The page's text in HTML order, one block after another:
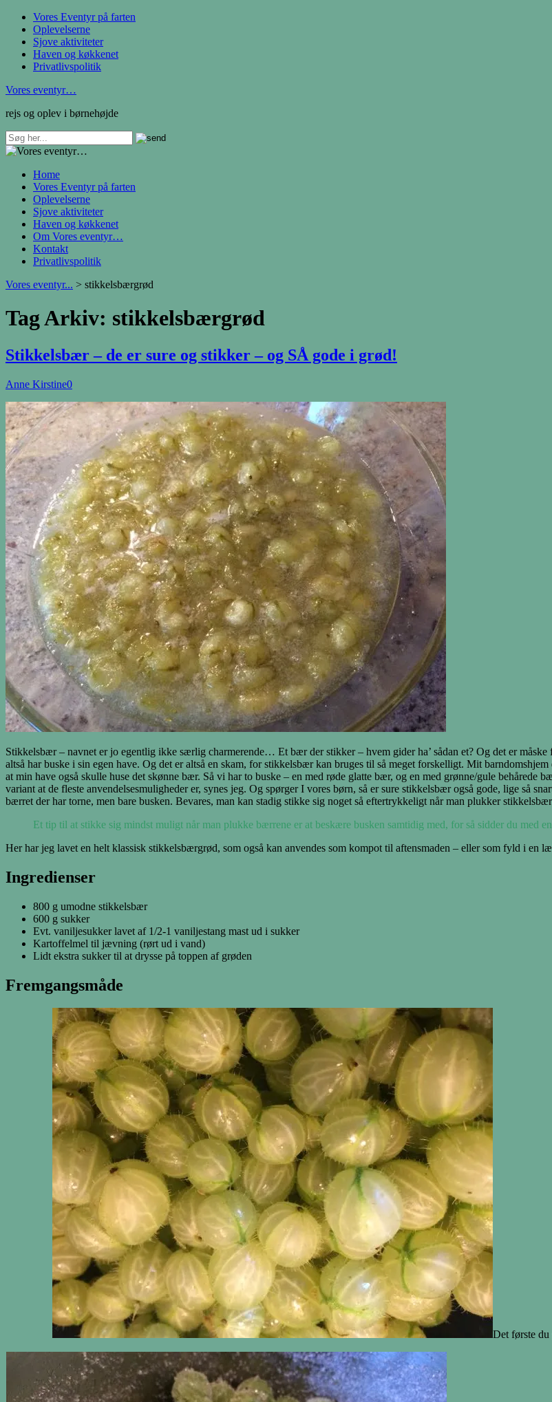
Vores Eventyr på farten
Oplevelserne
Sjove aktiviteter
Haven og køkkenet
Privatlivspolitik
Vores eventyr…
rejs og oplev i børnehøjde
Home
Vores Eventyr på farten
Oplevelserne
Sjove aktiviteter
Haven og køkkenet
Om Vores eventyr…
Kontakt
Privatlivspolitik
Vores eventyr... > stikkelsbærgrød
Tag Arkiv: stikkelsbærgrød
Stikkelsbær – de er sure og stikker – og SÅ gode i grød!
Anne Kirstine0
Stikkelsbær – navnet er jo egentlig ikke særlig charmerende… Et bær der stikker – hvem gider ha’ sådan et? Og det er
altså har buske i sin egen have. Og det er altså en skam, for stikkelsbær kan bruges til så meget forskelligt. Mit
at min have også skulle huse det skønne bær. Så vi har to buske – en med røde glatte bær, og en med grønne/gule behårede
variant at de fleste anvendelsesmuligheder er, synes jeg. Og spørger I vores børn, så er sure stikkelsbær også gode, lige så
bærret der har torne, men bare busken. Bevares, man kan stadig stikke sig noget så eftertrykkeligt når man plukker
Et tip til at stikke sig mindst muligt når man plukke bærrene er at beskære busken samtidig med, for så sidder du med
Her har jeg lavet en helt klassisk stikkelsbærgrød, som også kan anvendes som kompot til aftensmaden – eller som fyld i en
Ingredienser
800 g umodne stikkelsbær
600 g sukker
Evt. vaniljesukker lavet af 1/2-1 vaniljestang mast ud i sukker
Kartoffelmel til jævning (rørt ud i vand)
Lidt ekstra sukker til at drysse på toppen af grøden
Fremgangsmåde
Det første